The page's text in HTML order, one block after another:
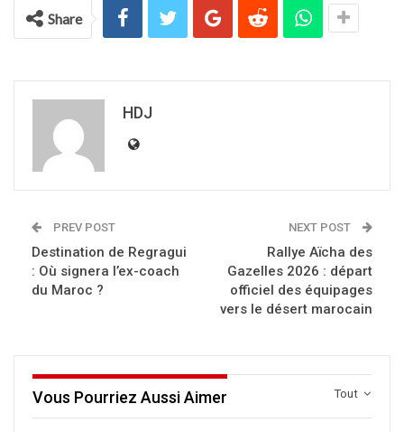
Share
HDJ
PREV POST
Destination de Regragui
: Où signera l’ex-coach
du Maroc ?
NEXT POST
Rallye Aïcha des
Gazelles 2026 : départ
officiel des équipages
vers le désert marocain
Tout
Vous Pourriez Aussi Aimer